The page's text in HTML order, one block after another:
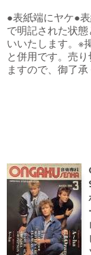
●表紙端にヤケ●
で明記された状
いいたします。※
と併用です。売
ますので、御了承